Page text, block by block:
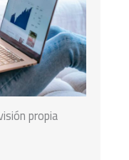
propia